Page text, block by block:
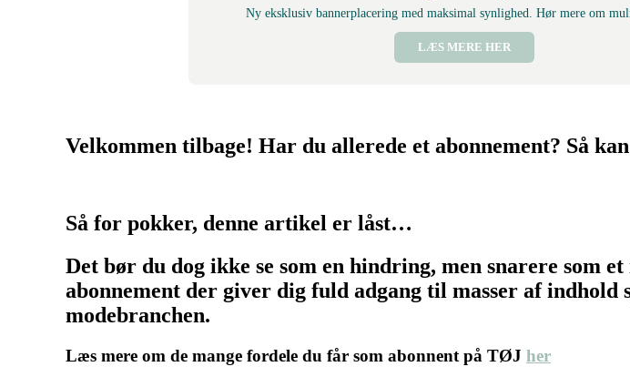
Ny eksklusiv bannerplacering med maksimal synlighed. Hør mere om
LÆS MERE HER
Velkommen tilbage! Har du allerede et abonnement? Så
Så for pokker, denne artikel er låst…
Det bør du dog ikke se som en hindring, men snarere som
abonnement der giver dig fuld adgang til masser af
modebranchen.
Læs mere om de mange fordele du får som abonnent på TØJ her